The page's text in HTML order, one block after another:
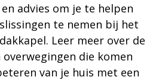
advies om je te helpen
te nemen bij het
Leer meer over de
die komen
van je huis met een